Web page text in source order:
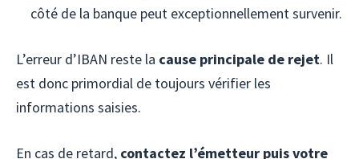
côté de la banque peut exceptionnellement survenir.
L’erreur d’IBAN reste la cause principale de rejet. Il
est donc primordial de toujours vérifier les
informations saisies.
En cas de retard, contactez l’émetteur puis votre